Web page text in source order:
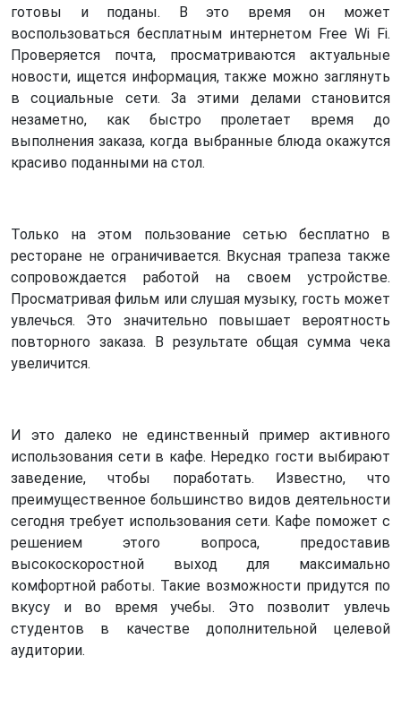
готовы и поданы. В это время он может
воспользоваться бесплатным интернетом Free Wi Fi.
Проверяется почта, просматриваются актуальные
новости, ищется информация, также можно заглянуть
в социальные сети. За этими делами становится
незаметно, как быстро пролетает время до
выполнения заказа, когда выбранные блюда окажутся
красиво поданными на стол.
Только на этом пользование сетью бесплатно в
ресторане не ограничивается. Вкусная трапеза также
сопровождается работой на своем устройстве.
Просматривая фильм или слушая музыку, гость может
увлечься. Это значительно повышает вероятность
повторного заказа. В результате общая сумма чека
увеличится.
И это далеко не единственный пример активного
использования сети в кафе. Нередко гости выбирают
заведение, чтобы поработать. Известно, что
преимущественное большинство видов деятельности
сегодня требует использования сети. Кафе поможет с
решением этого вопроса, предоставив
высокоскоростной выход для максимально
комфортной работы. Такие возможности придутся по
вкусу и во время учебы. Это позволит увлечь
студентов в качестве дополнительной целевой
аудитории.